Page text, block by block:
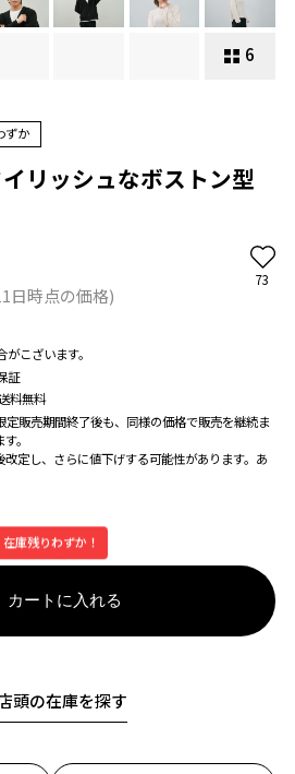
6
ずか
リッシュなボストン型
日時点の価格)
73
こざいます。
証
料無料
販売期間終了後も、同様の価格で販売を継続ま
。
定し、さらに値下げする可能性があります。あ
在庫残りわずか！
カートに入れる
頭の在庫を探す